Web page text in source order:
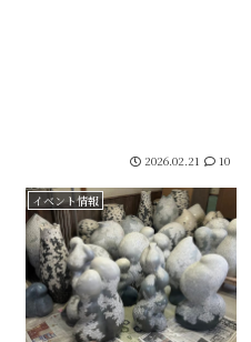
2026.02.21 10
イベント情報